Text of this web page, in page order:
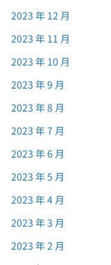
2023 年 12 月
2023 年 11 月
2023 年 10 月
2023 年 9 月
2023 年 8 月
2023 年 7 月
2023 年 6 月
2023 年 5 月
2023 年 4 月
2023 年 3 月
2023 年 2 月